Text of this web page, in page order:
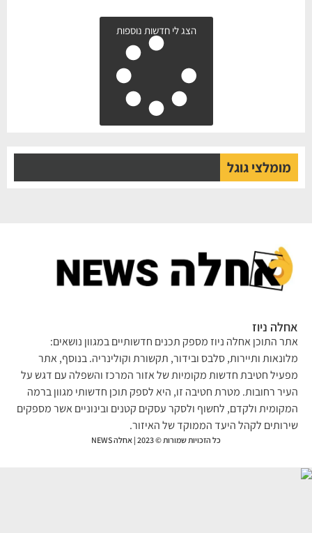
הצג לי חדשות נוספות
מומלצי גוגל
ניוז
התוכן אחלה ניוז מספק תכנים חדשותיים במגוון נושאים:
ותיירות, סלבס ובידור, תקשורת וקולינריה. בנוסף, אתר
חטיבת חדשות מקומיות של אזור המרכז והשפלה עם דגש על
רחובות. מטרת חטיבה זו, היא לספק תוכן חדשותי מגוון ברמה
ולקדם, לחשוף ולסקר עסקים קטנים ובינוניים אשר מספקים
לקהל היעד הממוקד של האיזור.
כל הזכויות שמורות © 2023 | אחלה NEWS